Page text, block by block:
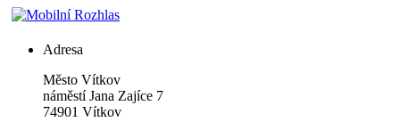
Adresa
Město Vítkov
náměstí Jana Zajíce 7
74901 Vítkov